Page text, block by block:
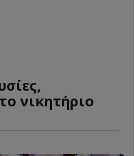
νικητήριο